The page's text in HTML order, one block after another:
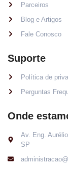
Parceiros
Blog e Artigos
Fale Conosco
Suporte
Política de
Perguntas
Onde
Av. Eng.
SP